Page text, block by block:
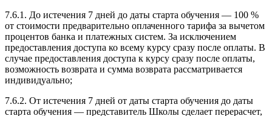
7.6.1. До истечения 7 дней до даты старта обучения — 100 %
от стоимости предварительно оплаченного тарифа за вычетом
процентов банка и платежных систем. За исключением
предоставления доступа ко всему курсу сразу после оплаты. В
случае предоставления доступа к курсу сразу после оплаты,
возможность возврата и сумма возврата рассматривается
индивидуально;
7.6.2. От истечения 7 дней от даты старта обучения до даты
старта обучения — представитель Школы сделает перерасчет,